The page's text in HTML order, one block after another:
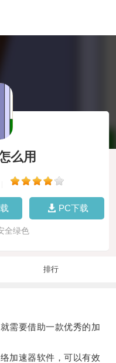
么用
PC下载
全绿色
排行
要借助一款优秀的加
速器软件，可以有效